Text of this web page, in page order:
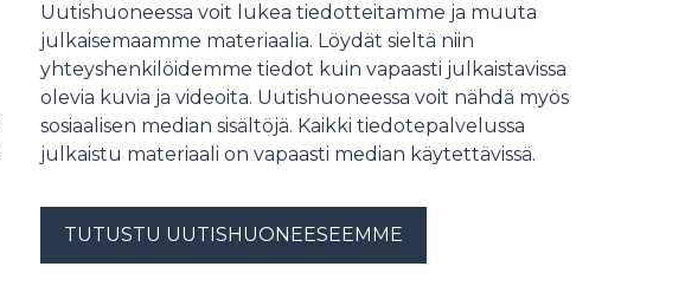
halusivat lahjoittaa omaisuutensa
Suomen Kulttuurirahaston kautta
tieteelle ja taiteelle.
Uutishuoneessa voit lukea tiedotteitamme ja muuta
julkaisemaamme materiaalia. Löydät sieltä niin
yhteyshenkilöidemme tiedot kuin vapaasti julkaistavissa
olevia kuvia ja videoita. Uutishuoneessa voit nähdä myös
sosiaalisen median sisältöjä. Kaikki tiedotepalvelussa
julkaistu materiaali on vapaasti median käytettävissä.
TUTUSTU UUTISHUONEESEEMME